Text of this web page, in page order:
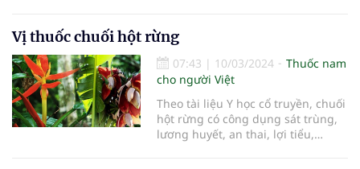
Vị thuốc chuối hột rừng
07:43 | 10/03/2024
Thuốc nam
cho người Việt
Theo tài liệu Y học cổ truyền, chuối
hột rừng có công dụng sát trùng,
lương huyết, an thai, lợi tiểu,…